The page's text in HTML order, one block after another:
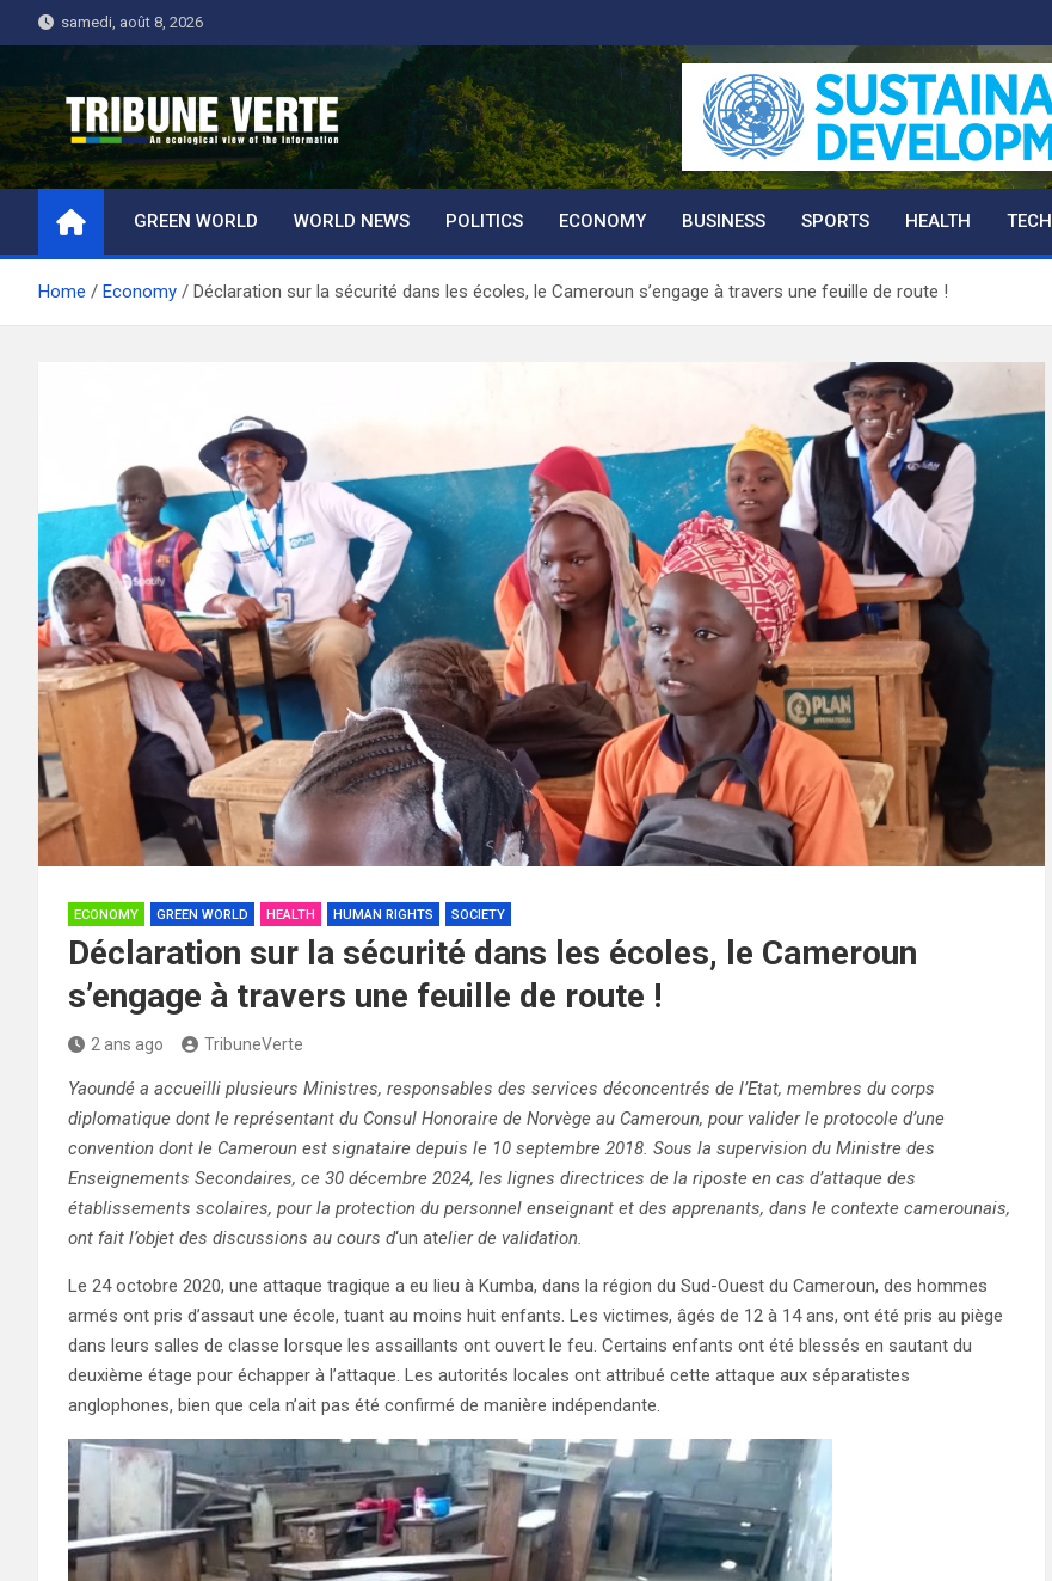
to
samedi, août 8, 2026
Tribune Verte
Un regard écologique de l'information
GREEN WORLD WORLD NEWS POLITICS ECONOMY BUSINESS SPORTS HEALTH TECH
Home Economy Déclaration sur la sécurité dans les écoles, le Cameroun s’engage à travers une feuille de route !
ECONOMY GREEN WORLD HEALTH HUMAN RIGHTS SOCIETY
Déclaration sur la sécurité dans les écoles, le Cameroun
s’engage à travers une feuille de route !
2 ans ago TribuneVerte
Yaoundé a accueilli plusieurs Ministres, responsables des services déconcentrés de l’Etat, membres du corps
diplomatique dont le représentant du Consul Honoraire de Norvège au Cameroun, pour valider le protocole d’une
convention dont le Cameroun est signataire depuis le 10 septembre 2018. Sous la supervision du Ministre des
Enseignements Secondaires, ce 30 décembre 2024, les lignes directrices de la riposte en cas d’attaque des
établissements scolaires, pour la protection du personnel enseignant et des apprenants, dans le contexte camerounais,
ont fait l’objet des discussions au cours d‘un atelier de validation.
Le 24 octobre 2020, une attaque tragique a eu lieu à Kumba, dans la région du Sud-Ouest du Cameroun, des hommes
armés ont pris d’assaut une école, tuant au moins huit enfants. Les victimes, âgés de 12 à 14 ans, ont été pris au piège
dans leurs salles de classe lorsque les assaillants ont ouvert le feu. Certains enfants ont été blessés en sautant du
deuxième étage pour échapper à l’attaque. Les autorités locales ont attribué cette attaque aux séparatistes
anglophones, bien que cela n’ait pas été confirmé de manière indépendante.